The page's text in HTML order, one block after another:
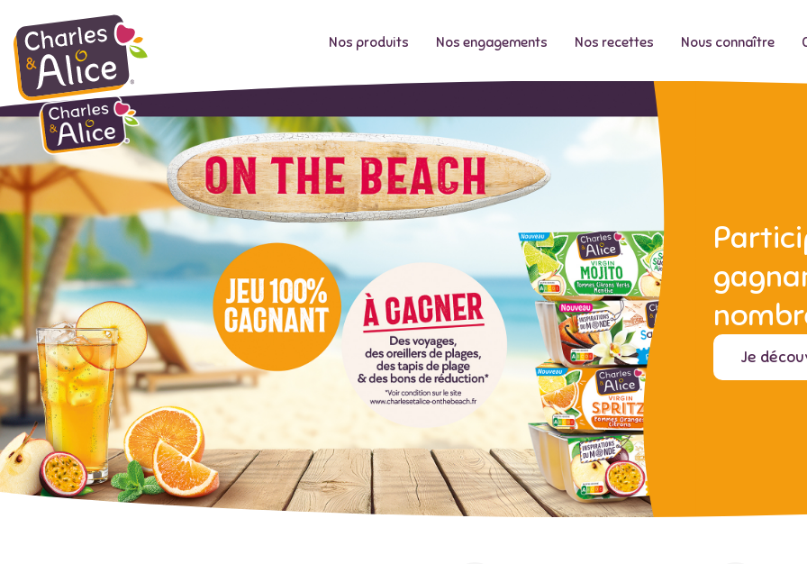
Aller
au
contenu
principal
Nos produits Nos engagements Nos recettes Nous connaître
Je